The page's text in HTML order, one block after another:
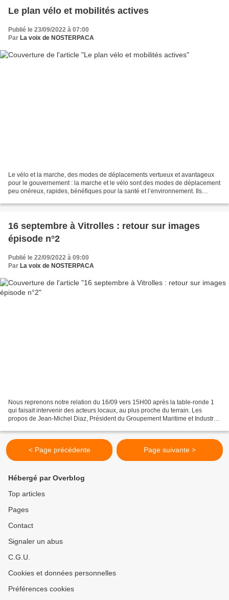
Le plan vélo et mobilités actives
Publié le 23/09/2022 à 07:00
Par La voix de NOSTERPACA
Le vélo et la marche, des modes de déplacements vertueux et avantageux
pour le gouvernement : la marche et le vélo sont des modes de déplacement
peu onéreux, rapides, bénéfiques pour la santé et l’environnement. Ils
16 septembre à Vitrolles : retour sur images
épisode n°2
Publié le 22/09/2022 à 09:00
Par La voix de NOSTERPACA
Nous reprenons notre relation du 16/09 vers 15H00 après la table-ronde 1
qui faisait intervenir des acteurs locaux, au plus proche du terrain. Les
propos de Jean-Michel Diaz, Président du Groupement Maritime et Industriel
< Page précédente Page suivante >
Hébergé par Overblog
Top articles
Pages
Contact
Signaler un abus
C.G.U.
Cookies et données personnelles
Préférences cookies